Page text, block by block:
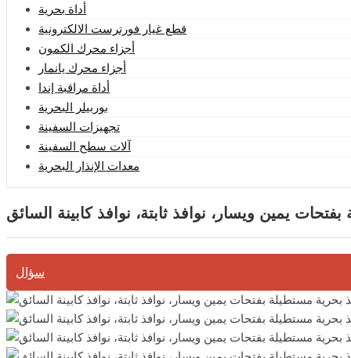
أداة بحرية
قطع غيار فورترست الالكترونية
أجزاء محرك الكمون
أجزاء محرك يانمار
أداة مراقبة إندا
بوربيلر البحرية
تجهيزات السفينة
آلات سطح السفينة
معدات الإنذار البحرية
يمين ويسار، نوافذ ثابتة، نوافذ كابينة السائق
سؤال